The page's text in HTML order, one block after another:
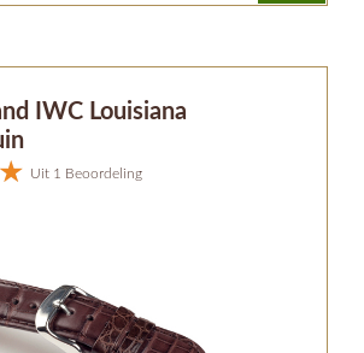
IWC Louisiana
Uit 1 Beoordeling